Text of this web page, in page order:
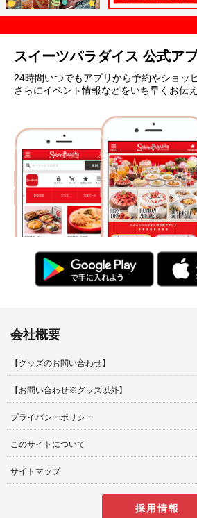
スイーツパラダイス 公式ア
24時間いつでもアプリから予約やショッ
さらにイベント情報などをいち早くお伝え
会社概要
【グッズのお問い合わせ】
【お問い合わせ※グッズ以外】
プライバシーポリシー
このサイトについて
サイトマップ
採用情報